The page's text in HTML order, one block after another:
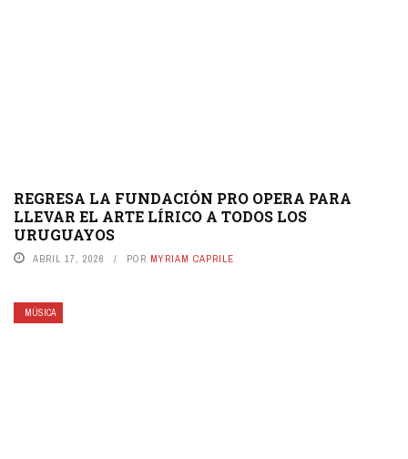
REGRESA LA FUNDACIÓN PRO OPERA PARA
LLEVAR EL ARTE LÍRICO A TODOS LOS
URUGUAYOS
ABRIL 17, 2026 POR MYRIAM CAPRILE
MÚSICA